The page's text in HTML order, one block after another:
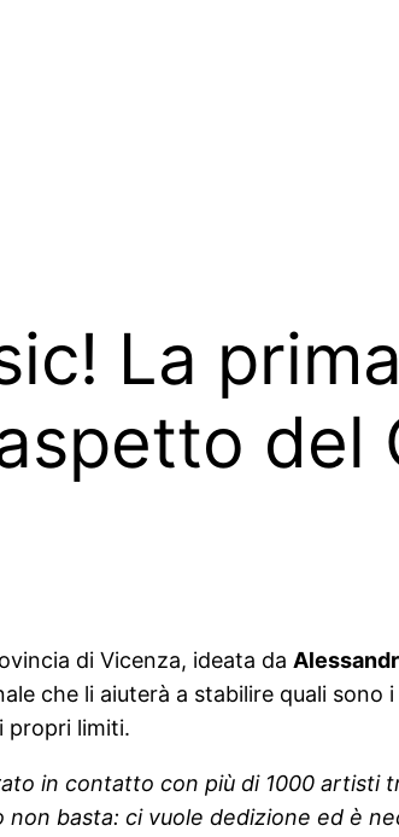
La
del
di Vicenza, ideata da
che li aiuterà a stabilire quali sono
propri limiti.
in contatto con più di 1000 artisti
basta: ci vuole dedizione ed è